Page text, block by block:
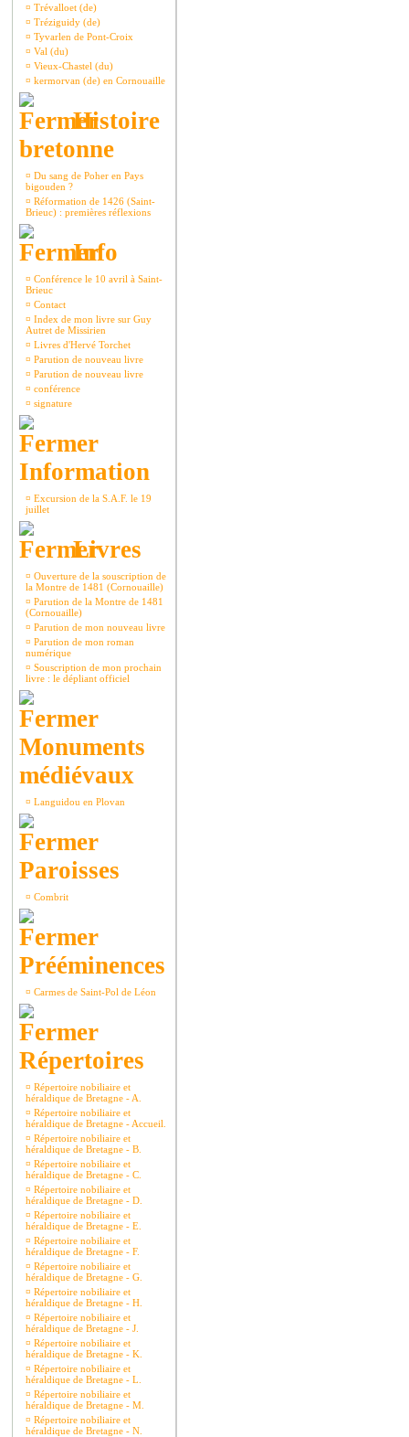
¤ Trévalloet (de)
¤ Tréziguidy (de)
¤ Tyvarlen de Pont-Croix
¤ Val (du)
¤ Vieux-Chastel (du)
¤ kermorvan (de) en Cornouaille
Histoire
bretonne
¤ Du sang de Poher en Pays
bigouden ?
¤ Réformation de 1426 (Saint-
Brieuc) : premières réflexions
Info
¤ Conférence le 10 avril à Saint-
Brieuc
¤ Contact
¤ Index de mon livre sur Guy
Autret de Missirien
¤ Livres d'Hervé Torchet
¤ Parution de nouveau livre
¤ Parution de nouveau livre
¤ conférence
¤ signature
Information
¤ Excursion de la S.A.F. le 19
juillet
Livres
¤ Ouverture de la souscription de
la Montre de 1481 (Cornouaille)
¤ Parution de la Montre de 1481
(Cornouaille)
¤ Parution de mon nouveau livre
¤ Parution de mon roman
numérique
¤ Souscription de mon prochain
livre : le dépliant officiel
Monuments
médiévaux
¤ Languidou en Plovan
Paroisses
¤ Combrit
Prééminences
¤ Carmes de Saint-Pol de Léon
Répertoires
¤ Répertoire nobiliaire et
héraldique de Bretagne - A.
¤ Répertoire nobiliaire et
héraldique de Bretagne - Accueil.
¤ Répertoire nobiliaire et
héraldique de Bretagne - B.
¤ Répertoire nobiliaire et
héraldique de Bretagne - C.
¤ Répertoire nobiliaire et
héraldique de Bretagne - D.
¤ Répertoire nobiliaire et
héraldique de Bretagne - E.
¤ Répertoire nobiliaire et
héraldique de Bretagne - F.
¤ Répertoire nobiliaire et
héraldique de Bretagne - G.
¤ Répertoire nobiliaire et
héraldique de Bretagne - H.
¤ Répertoire nobiliaire et
héraldique de Bretagne - J.
¤ Répertoire nobiliaire et
héraldique de Bretagne - K.
¤ Répertoire nobiliaire et
héraldique de Bretagne - L.
¤ Répertoire nobiliaire et
héraldique de Bretagne - M.
¤ Répertoire nobiliaire et
héraldique de Bretagne - N.